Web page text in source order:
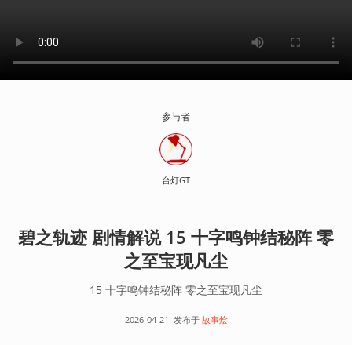
参与者
台灯GT
碧之轨迹 剧情解说 15 十字鸣钟结秘阵 零
之至宝现凡尘
15 十字鸣钟结秘阵 零之至宝现凡尘
2026-04-21 发布于 故事烩